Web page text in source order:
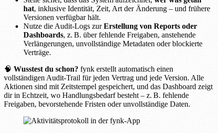
hat, inklusive Identität, Zeit, Art der Änderung – und frühere
Versionen verfügbar hält.
Nutze die Audit-Logs zurErstellung von Reports oder
Dashboards, z. B. über fehlende Freigaben, anstehende
Verlängerungen, unvollständige Metadaten oder blockierte
Verträge.
🧠 Wusstest du schon? fynk erstellt automatisch einen
vollständigen Audit-Trail für jeden Vertrag und jede Version. Alle
Aktionen sind mit Zeitstempel gespeichert, und das Dashboard zeigt
dir in Echtzeit, wo Handlungsbedarf besteht – z. B. fehlende
Freigaben, bevorstehende Fristen oder unvollständige Daten.